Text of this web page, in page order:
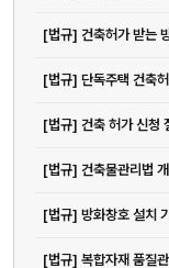
[법규] 건축허가 받는
[법규] 단독주택 건축
[법규] 건축 허가 신청
[법규] 방화창호 설치